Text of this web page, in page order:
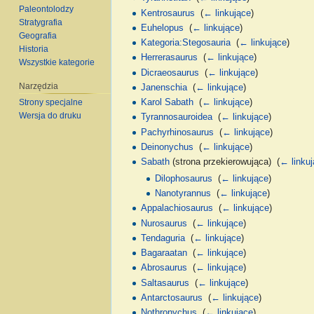
Kentrosaurus ‎(← linkujące)
Euhelopus ‎(← linkujące)
Kategoria:Stegosauria‎(← linkujące)
Herrerasaurus ‎(← linkujące)
Dicraeosaurus ‎(← linkujące)
Janenschia‎(← linkujące)
Karol Sabath ‎(← linkujące)
Tyrannosauroidea‎(← linkujące)
Pachyrhinosaurus ‎(← linkujące)
Deinonychus ‎(← linkujące)
Sabath (strona przekierowująca) ‎(←
Dilophosaurus ‎(← linkujące)
Nanotyrannus ‎(← linkujące)
Appalachiosaurus ‎(← linkujące)
Nurosaurus ‎(← linkujące)
Tendaguria‎(← linkujące)
Bagaraatan ‎(← linkujące)
Abrosaurus ‎(← linkujące)
Saltasaurus ‎(← linkujące)
Antarctosaurus ‎(← linkujące)
Paleontolodzy
Stratygrafia
Geografia
Historia
Wszystkie kategorie
Narzędzia
Strony specjalne
Wersja do druku